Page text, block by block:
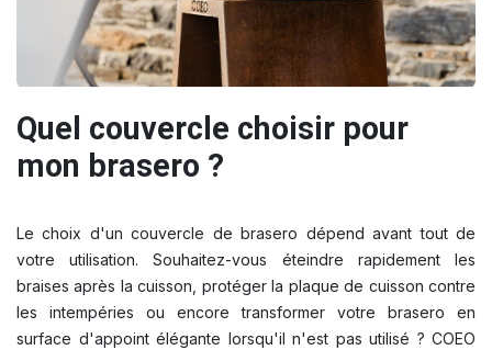
Quel couvercle choisir pour
mon brasero ?
Le choix d'un couvercle de brasero dépend avant tout de
votre utilisation. Souhaitez-vous éteindre rapidement les
braises après la cuisson, protéger la plaque de cuisson contre
les intempéries ou encore transformer votre brasero en
surface d'appoint élégante lorsqu'il n'est pas utilisé ? COEO